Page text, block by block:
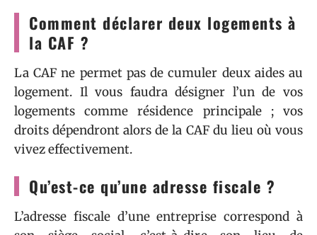
Comment déclarer deux logements à
la CAF ?
La CAF ne permet pas de cumuler deux aides au
logement. Il vous faudra désigner l’un de vos
logements comme résidence principale ; vos
droits dépendront alors de la CAF du lieu où vous
vivez effectivement.
Qu’est-ce qu’une adresse fiscale ?
L’adresse fiscale d’une entreprise correspond à